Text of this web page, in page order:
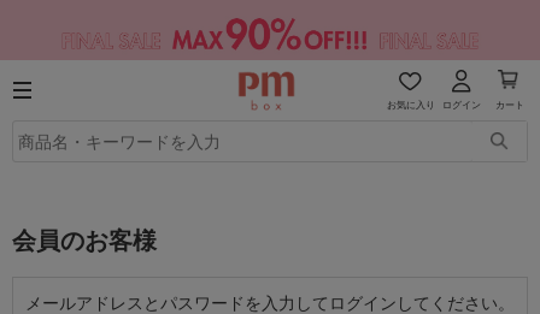
お気に入り ログイン カート
会員のお客様
メールアドレスとパスワードを入力してログインしてください。